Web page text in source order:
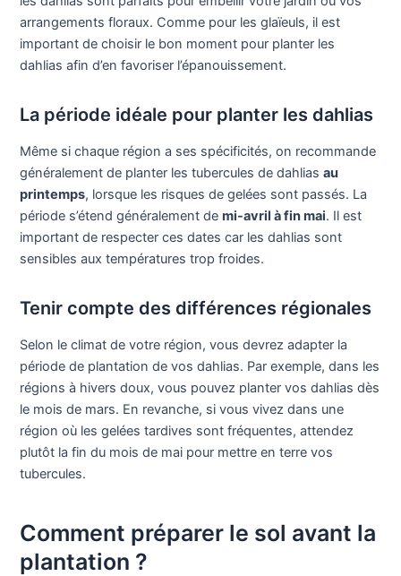
arrangements floraux. Comme pour les glaïeuls, il est
important de choisir le bon moment pour planter les
dahlias afin d’en favoriser l’épanouissement.
La période idéale pour planter les dahlias
Même si chaque région a ses spécificités, on recommande
généralement de planter les tubercules de dahliasau
printemps, lorsque les risques de gelées sont passés. La
période s’étend généralement demi-avril à fin mai. Il est
important de respecter ces dates car les dahlias sont
sensibles aux températures trop froides.
Tenir compte des différences régionales
Selon le climat de votre région, vous devrez adapter la
période de plantation de vos dahlias. Par exemple, dans les
régions à hivers doux, vous pouvez planter vos dahlias dès
le mois de mars. En revanche, si vous vivez dans une
région où les gelées tardives sont fréquentes, attendez
plutôt la fin du mois de mai pour mettre en terre vos
tubercules.
Comment préparer le sol avant la
plantation ?